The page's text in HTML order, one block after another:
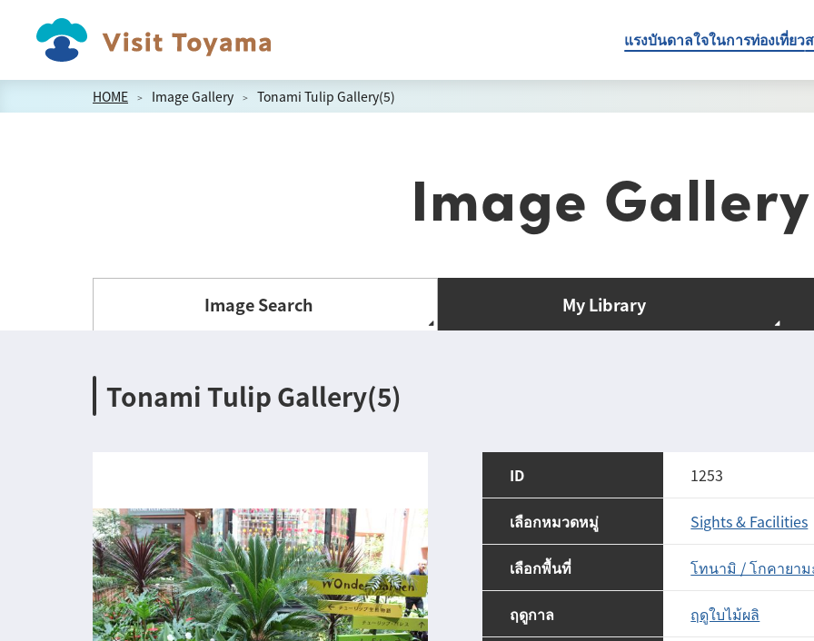
แรงบันดาลใจในการท่องเที่ยว
HOME Image Gallery Tonami Tulip Gallery(5)
Image Gallery
Image Search My Library
Tonami Tulip Gallery(5)
ID 1253
เลือกหมวดหมู่ Sights & Facilities
เลือกพื้นที่ โทนามิ / โกคายาม
ฤดูกาล ฤดูใบไม้ผลิ